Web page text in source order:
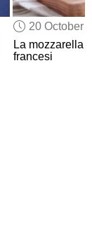
20 October
La mozzarella
francesi